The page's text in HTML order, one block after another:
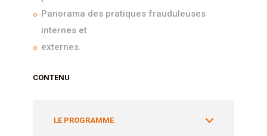
Panorama des pratiques frauduleuses
internes et
externes.
CONTENU
LE PROGRAMME